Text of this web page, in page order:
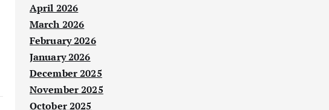
April 2026
March 2026
February 2026
January 2026
December 2025
November 2025
October 2025